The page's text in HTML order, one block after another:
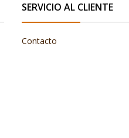
SERVICIO AL CLIENTE
Contacto